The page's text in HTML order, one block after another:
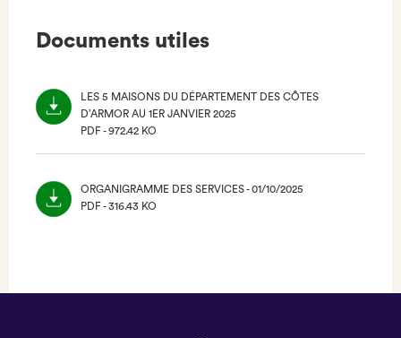
Documents utiles
LES 5 MAISONS DU DÉPARTEMENT DES CÔTES
D’ARMOR AU 1ER JANVIER 2025
PDF - 972.42 KO
ORGANIGRAMME DES SERVICES - 01/10/2025
PDF - 316.43 KO